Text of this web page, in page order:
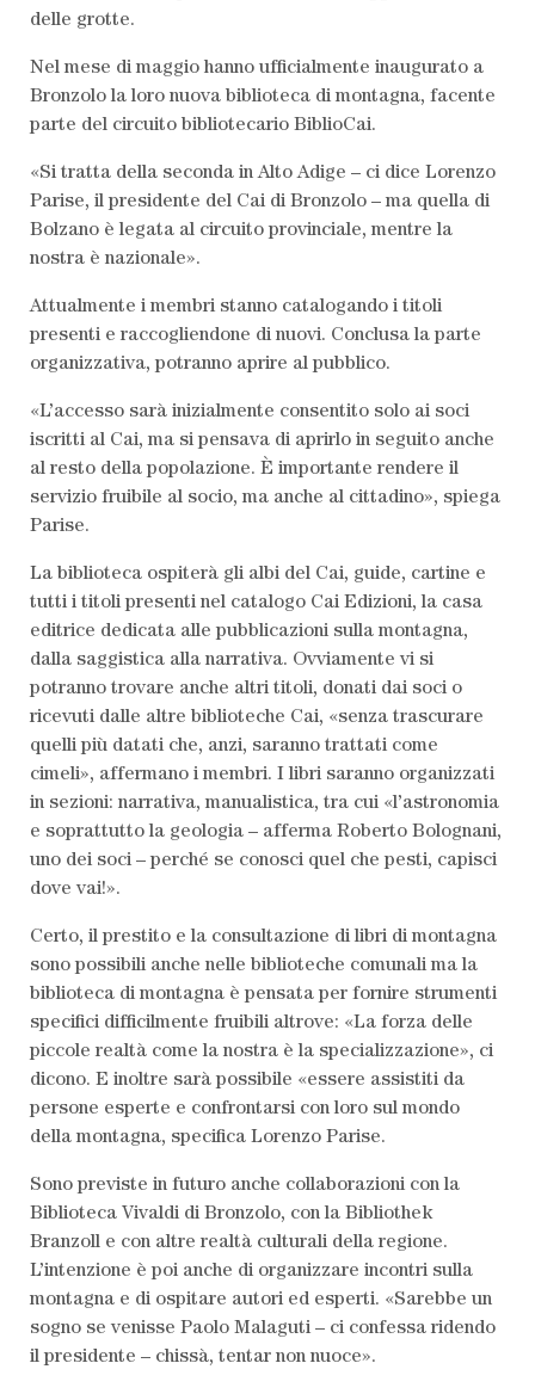
delle grotte.
Nel mese di maggio hanno ufficialmente inaugurato a
Bronzolo la loro nuova biblioteca di montagna, facente
parte del circuito bibliotecario BiblioCai.
«Si tratta della seconda in Alto Adige – ci dice Lorenzo
Parise, il presidente del Cai di Bronzolo – ma quella di
Bolzano è legata al circuito provinciale, mentre la
nostra è nazionale».
Attualmente i membri stanno catalogando i titoli
presenti e raccogliendone di nuovi. Conclusa la parte
organizzativa, potranno aprire al pubblico.
«L’accesso sarà inizialmente consentito solo ai soci
iscritti al Cai, ma si pensava di aprirlo in seguito anche
al resto della popolazione. È importante rendere il
servizio fruibile al socio, ma anche al cittadino», spiega
Parise.
La biblioteca ospiterà gli albi del Cai, guide, cartine e
tutti i titoli presenti nel catalogo Cai Edizioni, la casa
editrice dedicata alle pubblicazioni sulla montagna,
dalla saggistica alla narrativa. Ovviamente vi si
potranno trovare anche altri titoli, donati dai soci o
ricevuti dalle altre biblioteche Cai, «senza trascurare
quelli più datati che, anzi, saranno trattati come
cimeli», affermano i membri. I libri saranno organizzati
in sezioni: narrativa, manualistica, tra cui «l’astronomia
e soprattutto la geologia – afferma Roberto Bolognani,
uno dei soci – perché se conosci quel che pesti, capisci
dove vai!».
Certo, il prestito e la consultazione di libri di montagna
sono possibili anche nelle biblioteche comunali ma la
biblioteca di montagna è pensata per fornire strumenti
specifici difficilmente fruibili altrove: «La forza delle
piccole realtà come la nostra è la specializzazione», ci
dicono. E inoltre sarà possibile «essere assistiti da
persone esperte e confrontarsi con loro sul mondo
della montagna, specifica Lorenzo Parise.
Sono previste in futuro anche collaborazioni con la
Biblioteca Vivaldi di Bronzolo, con la Bibliothek
Branzoll e con altre realtà culturali della regione.
L’intenzione è poi anche di organizzare incontri sulla
montagna e di ospitare autori ed esperti. «Sarebbe un
sogno se venisse Paolo Malaguti – ci confessa ridendo
il presidente – chissà, tentar non nuoce».